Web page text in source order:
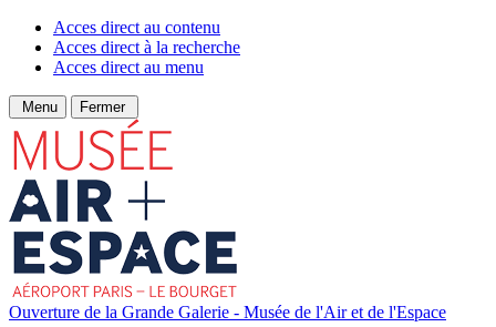
Acces direct au contenu
Acces direct à la recherche
Acces direct au menu
Menu Fermer
Ouverture de la Grande Galerie - Musée de l'Air et de l'Espace